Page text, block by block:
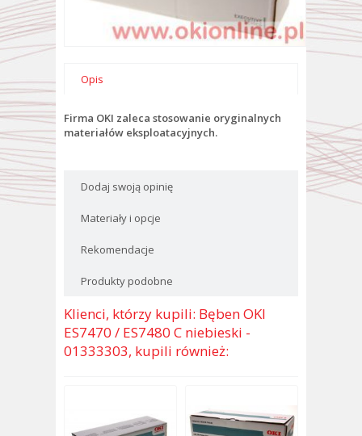
Opis
Firma OKI zaleca stosowanie oryginalnych
materiałów eksploatacyjnych.
Dodaj swoją opinię
Materiały i opcje
Rekomendacje
Produkty podobne
Klienci, którzy kupili: Bęben OKI
ES7470 / ES7480 C niebieski -
01333303, kupili również: